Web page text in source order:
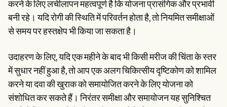
करने के लिए लचीलापन महत्वपूर्ण है कि योजना प्रासंगिक और प्रभावी
बनी रहे। यदि रोगी की स्थिति में परिवर्तन होता है, तो नियमित समीक्षाओं
से समय पर हस्तक्षेप भी किया जा सकता है।
उदाहरण के लिए, यदि एक महीने के बाद भी किसी मरीज की चिंता के स्तर
में सुधार नहीं हुआ है, तो आप एक अलग चिकित्सीय दृष्टिकोण को शामिल
करने या दवा की खुराक को समायोजित करने के लिए योजना को
संशोधित कर सकते हैं। निरंतर समीक्षा और समायोजन यह सुनिश्चित